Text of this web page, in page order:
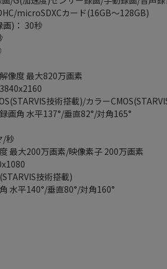
microSDXCカード(16GB～128GB)
画)： 30秒
像度 最大820万画素
技術搭載)/カラー
画角 水平137°/垂直82°/対角165°
/秒
最大200万画素/映像素子 200万画素
技術搭載)
水平140°/垂直80°/対角160°